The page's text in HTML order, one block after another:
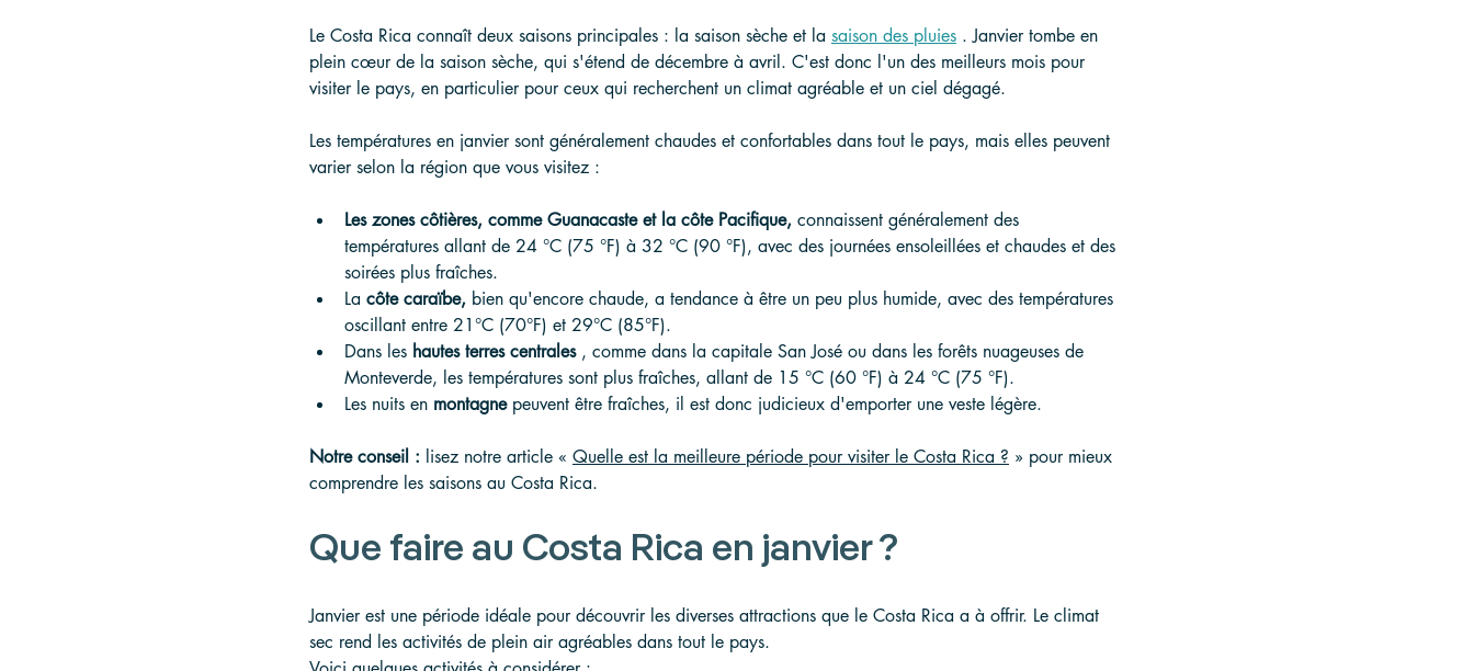
Le Costa Rica connaît deux saisons principales : la saison sèche et la saison des pluies . Janvier tombe en
plein cœur de la saison sèche, qui s'étend de décembre à avril. C'est donc l'un des meilleurs mois pour
visiter le pays, en particulier pour ceux qui recherchent un climat agréable et un ciel dégagé.
Les températures en janvier sont généralement chaudes et confortables dans tout le pays, mais elles peuvent
varier selon la région que vous visitez :
Les zones côtières, comme Guanacaste et la côte Pacifique, connaissent généralement des
températures allant de 24 °C (75 °F) à 32 °C (90 °F), avec des journées ensoleillées et chaudes et des
soirées plus fraîches.
La côte caraïbe, bien qu'encore chaude, a tendance à être un peu plus humide, avec des températures
oscillant entre 21°C (70°F) et 29°C (85°F).
Dans les hautes terres centrales , comme dans la capitale San José ou dans les forêts nuageuses de
Monteverde, les températures sont plus fraîches, allant de 15 °C (60 °F) à 24 °C (75 °F).
Les nuits en montagne peuvent être fraîches, il est donc judicieux d'emporter une veste légère.
Notre conseil : lisez notre article « Quelle est la meilleure période pour visiter le Costa Rica ? » pour mieux
comprendre les saisons au Costa Rica.
Que faire au Costa Rica en janvier ?
Janvier est une période idéale pour découvrir les diverses attractions que le Costa Rica a à offrir. Le climat
sec rend les activités de plein air agréables dans tout le pays.